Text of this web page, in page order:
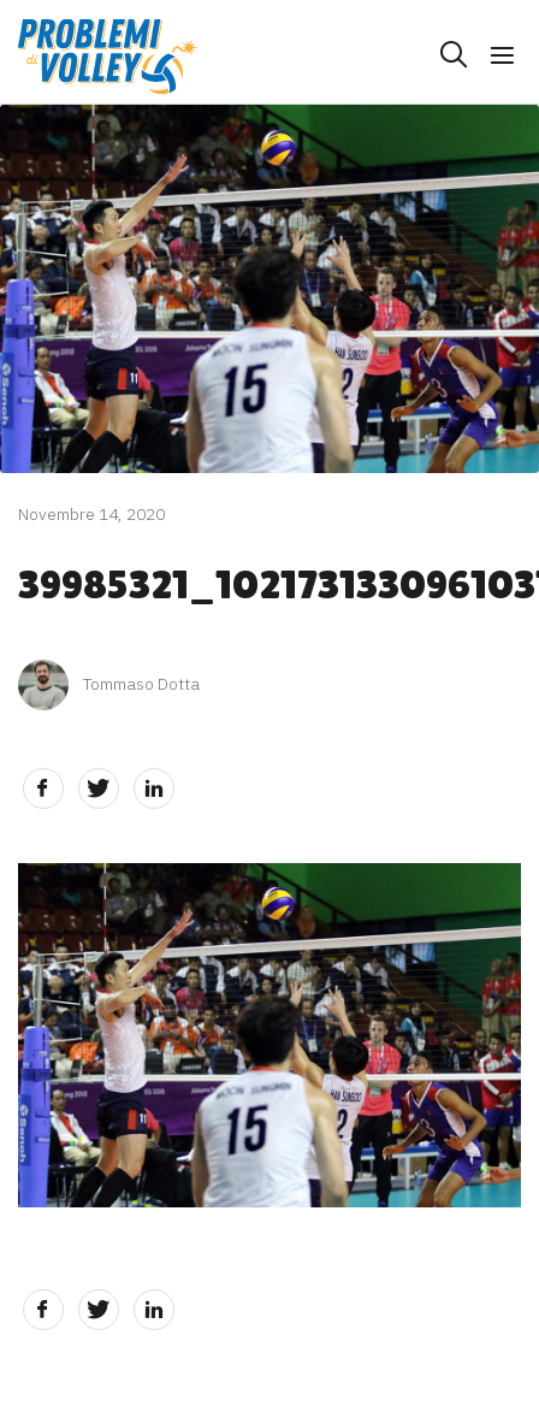
Novembre 14, 2020
Tommaso Dotta